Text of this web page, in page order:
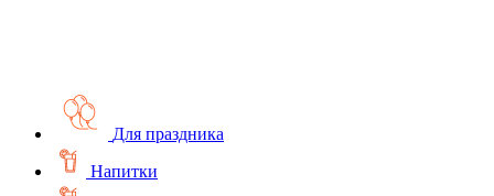
Для праздника
Напитки